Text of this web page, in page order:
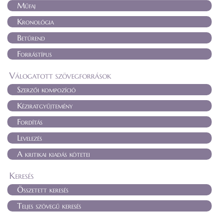
Műfaj
Kronológia
Betűrend
Forrástípus
Válogatott szövegforrások
Szerzői kompozíció
Kéziratgyűjtemény
Fordítás
Levelezés
A kritikai kiadás kötetei
Keresés
Összetett keresés
Teljes szövegű keresés